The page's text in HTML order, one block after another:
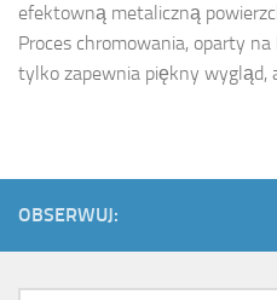
efektowną metaliczną
Proces chromowania, oparty
tylko zapewnia piękny wygląd,
OBSERWUJ: